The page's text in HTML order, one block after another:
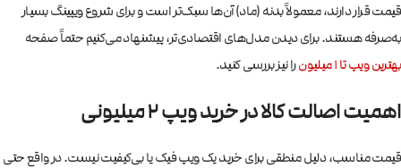
قیمت قرار دارند، معمولاً بدنه (ماد) آن‌ها سبک‌تر است و برای شروع ویپینگ بسیار
به‌صرفه هستند. برای دیدن مدل‌های اقتصادی‌تر، پیشنهاد می‌کنیم حتماً صفحه
بهترین ویپ تا 1 میلیون
را نیز بررسی کنید.
اهمیت اصالت کالا در خرید ویپ 2 میلیونی
قیمت مناسب، دلیل منطقی برای خرید یک ویپ فیک یا بی‌کیفیت نیست. در واقع حتی